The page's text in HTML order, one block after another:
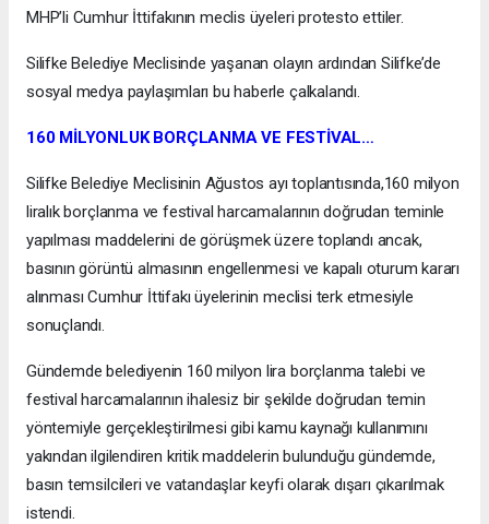
MHP’li Cumhur İttifakının meclis üyeleri protesto ettiler.
Silifke Belediye Meclisinde yaşanan olayın ardından Silifke’de
sosyal medya paylaşımları bu haberle çalkalandı.
160 MİLYONLUK BORÇLANMA VE FESTİVAL…
Silifke Belediye Meclisinin Ağustos ayı toplantısında,160 milyon
liralık borçlanma ve festival harcamalarının doğrudan teminle
yapılması maddelerini de görüşmek üzere toplandı ancak,
basının görüntü almasının engellenmesi ve kapalı oturum kararı
alınması Cumhur İttifakı üyelerinin meclisi terk etmesiyle
sonuçlandı.
Gündemde belediyenin 160 milyon lira borçlanma talebi ve
festival harcamalarının ihalesiz bir şekilde doğrudan temin
yöntemiyle gerçekleştirilmesi gibi kamu kaynağı kullanımını
yakından ilgilendiren kritik maddelerin bulunduğu gündemde,
basın temsilcileri ve vatandaşlar keyfi olarak dışarı çıkarılmak
istendi.